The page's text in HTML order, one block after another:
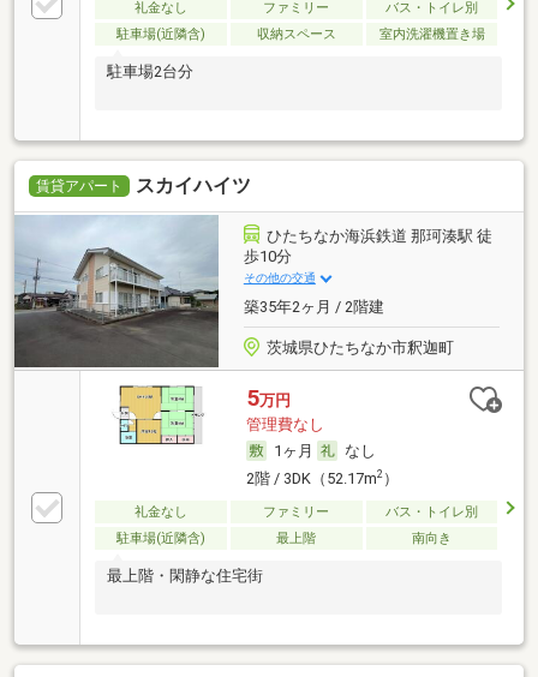
礼金なし ファミリー
バス・トイレ別
駐車場(近隣含)
収納スペース 室内洗濯機置き場
駐車場2台分
賃貸アパート スカイハイツ
ひたちなか海浜鉄道 那珂湊駅 徒
歩10分
その他の交通
築35年2ヶ月 / 2階建
茨城県ひたちなか市釈迦町
5万円
管理費なし
1ヶ月
なし
2階 / 3DK（52.17m2）
礼金なし ファミリー
バス・トイレ別
駐車場(近隣含)
最上階 南向き
最上階・閑静な住宅街